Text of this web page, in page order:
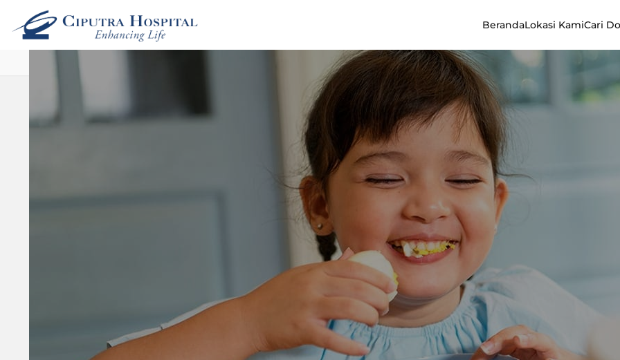
BerandaLokasi KamiCari
Alergi Telur: Gejala dan Cara Mengatasi pada Anak & Dewasa